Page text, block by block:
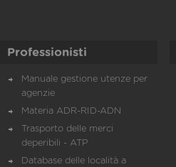
Professionisti
Manuale gestione utenze per
agenzie
Materia ADR-RID-ADN
Trasporto delle merci
deperibili - ATP
Database delle località a